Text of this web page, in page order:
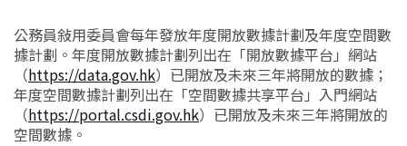
公務員敍用委員會每年發放年度開放數據計劃及年度空間數
據計劃。年度開放數據計劃列出在「開放數據平台」網站
（https://data.gov.hk）已開放及未來三年將開放的數據；
年度空間數據計劃列出在「空間數據共享平台」入門網站
（https://portal.csdi.gov.hk）已開放及未來三年將開放的
空間數據。